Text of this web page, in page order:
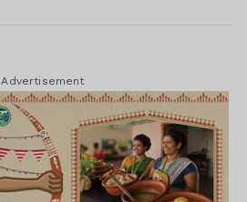
Advertisement